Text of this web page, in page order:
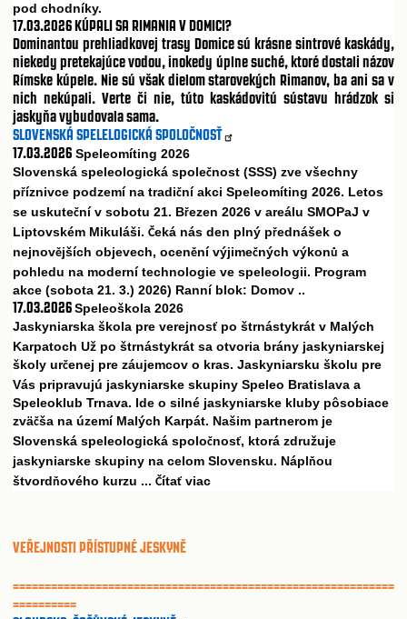
pod chodníky.
17.03.2026KÚPALI SA RIMANIA V DOMICI?
Dominantou prehliadkovej trasy Domice sú krásne sintrové kaskády,
niekedy pretekajúce vodou, inokedy úplne suché, ktoré dostali názov
Rímske kúpele. Nie sú však dielom starovekých Rimanov, ba ani sa v
nich nekúpali. Verte či nie, túto kaskádovitú sústavu hrádzok si
jaskyňa vybudovala sama.
SLOVENSKÁ SPELELOGICKÁ SPOLOČNOSŤ
17.03.2026 Speleomíting 2026
Slovenská speleologická společnost (SSS) zve všechny
příznivce podzemí na tradiční akci Speleomíting 2026. Letos
se uskuteční v sobotu 21. Březen 2026 v areálu SMOPaJ v
Liptovském Mikuláši. Čeká nás den plný přednášek o
nejnovějších objevech, ocenění výjimečných výkonů a
pohledu na moderní technologie ve speleologii. Program
akce (sobota 21. 3.) 2026) Ranní blok: Domov ..
17.03.2026Speleoškola 2026
Jaskyniarska škola pre verejnosťpo štrnástykrát v Malých
Karpatoch Už po štrnástykrát sa otvoria brány jaskyniarskej
školy určenej pre záujemcov o kras. Jaskyniarsku školu pre
Vás pripravujú jaskyniarske skupiny Speleo Bratislava a
Speleoklub Trnava. Ide o silné jaskyniarske kluby pôsobiace
zväčša na území Malých Karpát. Našim partnerom je
Slovenská speleologická spoločnosť, ktorá združuje
jaskyniarske skupiny na celom Slovensku. Náplňou
štvordňového kurzu ... Čítaťviac
VEŘEJNOSTI PŘÍSTUPNÉ JESKYNĚ
============================================================
==========